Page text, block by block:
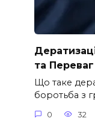
та
Що таке
боротьба з
0 32